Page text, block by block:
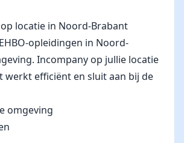
locatie in Noord-Brabant
opleidingen in Noord-
Incompany op jullie locatie
werkt efficiënt en sluit aan bij de
omgeving